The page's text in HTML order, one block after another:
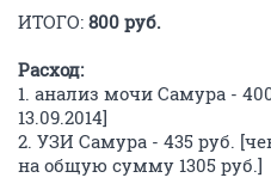
ИТОГО: 800 руб.
Расход:
1. анализ мочи Самура -
13.09.2014]
2. УЗИ Самура - 435 руб.
на общую сумму 1305 руб.]